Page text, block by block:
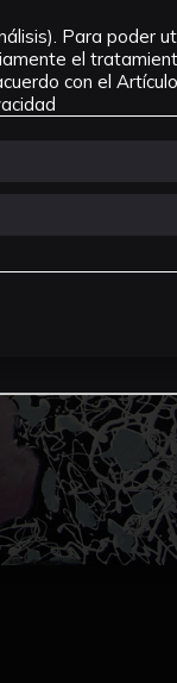
Para poder
el
con el